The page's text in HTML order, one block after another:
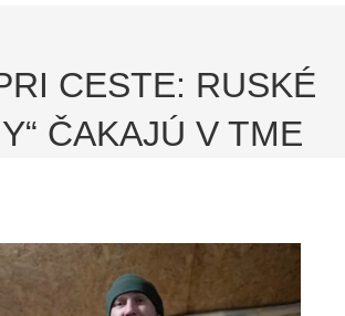
CESTE: RUSKÉ
ČAKAJÚ V TME